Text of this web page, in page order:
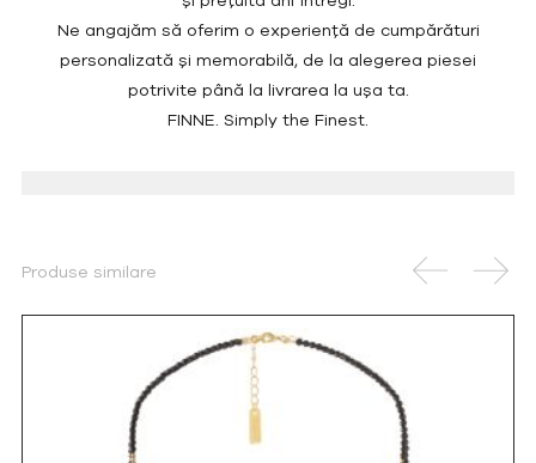
Ne angajăm să oferim o experiență de cumpărături
personalizată și memorabilă, de la alegerea piesei
potrivite până la livrarea la ușa ta.
FINNE. Simply the Finest.
Produse similare